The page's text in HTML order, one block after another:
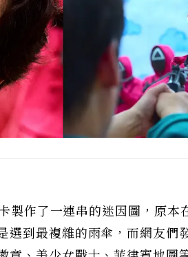
作了一連串的迷因圖，原本
選到最複雜的雨傘，而網友們